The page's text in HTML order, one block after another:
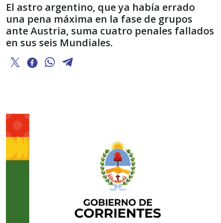
El astro argentino, que ya había errado
una pena máxima en la fase de grupos
ante Austria, suma cuatro penales fallados
en sus seis Mundiales.